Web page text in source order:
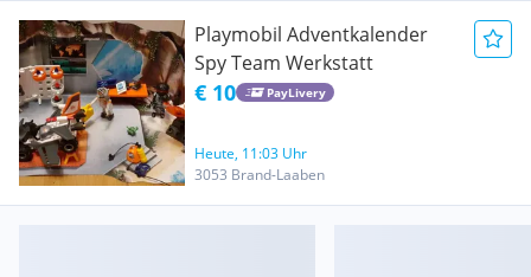
Playmobil Adventkalender
Spy Team Werkstatt
€ 10 PayLivery
Heute, 11:03 Uhr
3053 Brand-Laaben